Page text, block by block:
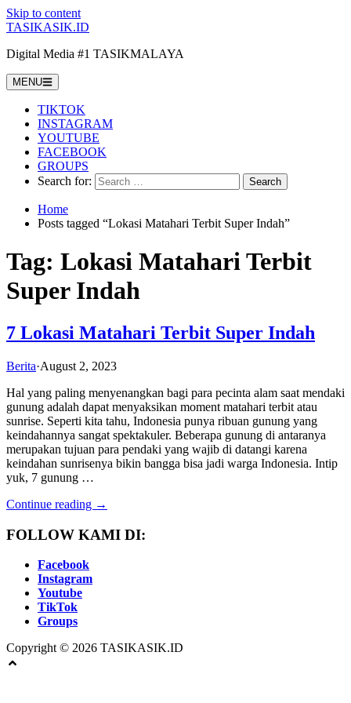
Skip to content
TASIKASIK.ID
Digital Media #1 TASIKMALAYA
MENU
TIKTOK
INSTAGRAM
YOUTUBE
FACEBOOK
GROUPS
Search for:
Home
Posts tagged “Lokasi Matahari Terbit Super Indah”
Tag: Lokasi Matahari Terbit
Super Indah
7 Lokasi Matahari Terbit Super Indah
Berita·August 2, 2023
Hal yang paling menyenangkan bagi para pecinta alam saat mendaki
gunung adalah dapat menyaksikan moment matahari terbit atau
sunrise. Seperti kita tahu, Indonesia punya ribuan gunung yang
keindahannya sangat spektakuler. Beberapa gunung di antaranya
merupakan tujuan para pendaki yang wajib di datangi karena
keindahan sunrisenya bikin bangga bisa jadi warga Indonesia. Intip
yuk, 7 gunung …
Continue reading →
FOLLOW KAMI DI:
Facebook
Instagram
Youtube
TikTok
Groups
Copyright © 2026 TASIKASIK.ID